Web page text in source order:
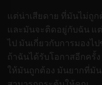
แต่น่าเสียดาย ที่มันไม่ถู
และมันจะติดอยู่กับฉัน แ
ไป มันเกี่ยวกับการมองไ
ถ้าฉันได้รับโอกาสอีกครั้
ให้มันถูกต้อง มันยากที่มั